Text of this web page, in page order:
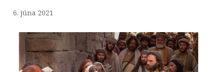
6. júna 2021